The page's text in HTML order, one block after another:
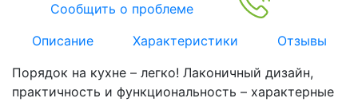
Сообщить о проблеме
Описание
Характеристики
Отзывы
Порядок на кухне – легко! Лаконичный дизайн,
практичность и функциональность – характерные